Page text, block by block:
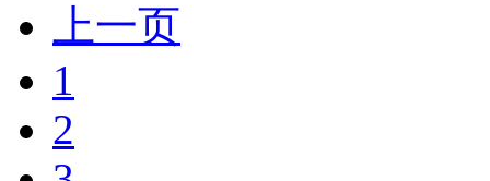
上一页
1
2